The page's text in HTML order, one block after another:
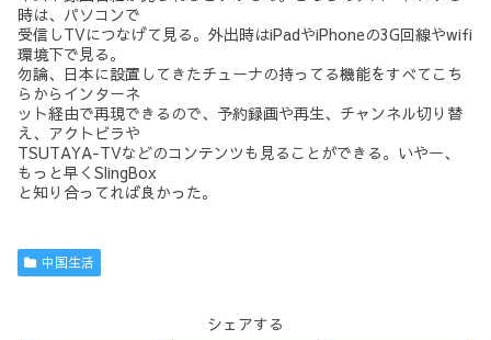
時は、パソコンで
受信しTVにつなげて見る。外出時はiPadやiPhoneの3G回線やwifi
環境下で見る。
勿論、日本に設置してきたチューナの持ってる機能をすべてこち
らからインターネ
ット経由で再現できるので、予約録画や再生、チャンネル切り替
え、アクトビラや
TSUTAYA-TVなどのコンテンツも見ることができる。いやー、
もっと早くSlingBox
と知り合ってれば良かった。
中国生活
シェアする